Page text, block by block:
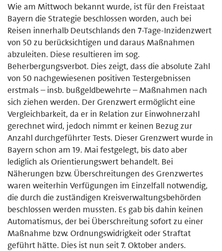
Wie am Mittwoch bekannt wurde, ist für den Freistaat
Bayern die Strategie beschlossen worden, auch bei
Reisen innerhalb Deutschlands den 7-Tage-Inzidenzwert
von 50 zu berücksichtigen und daraus Maßnahmen
abzuleiten. Diese resultieren im sog.
Beherbergungsverbot. Dies zeigt, dass die absolute Zahl
von 50 nachgewiesenen positiven Testergebnissen
erstmals – insb. bußgeldbewehrte – Maßnahmen nach
sich ziehen werden. Der Grenzwert ermöglicht eine
Vergleichbarkeit, da er in Relation zur Einwohnerzahl
gerechnet wird, jedoch nimmt er keinen Bezug zur
Anzahl durchgeführter Tests. Dieser Grenzwert wurde in
Bayern schon am 19. Mai festgelegt, bis dato aber
lediglich als Orientierungswert behandelt. Bei
Näherungen bzw. Überschreitungen des Grenzwertes
waren weiterhin Verfügungen im Einzelfall notwendig,
die durch die zuständigen Kreisverwaltungsbehörden
beschlossen werden mussten. Es gab bis dahin keinen
Automatismus, der bei Überschreitung sofort zu einer
Maßnahme bzw. Ordnungswidrigkeit oder Straftat
geführt hätte. Dies ist nun seit 7. Oktober anders.